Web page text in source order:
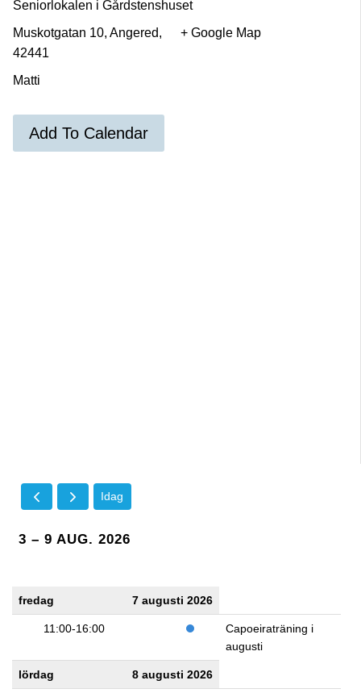
Seniorlokalen i Gårdstenshuset
Muskotgatan 10, Angered,
42441
+ Google Map
Matti
Add To Calendar
Idag
3 – 9 AUG. 2026
fredag 7 augusti 2026
11:00-16:00
Capoeiraträning i
augusti
lördag 8 augusti 2026